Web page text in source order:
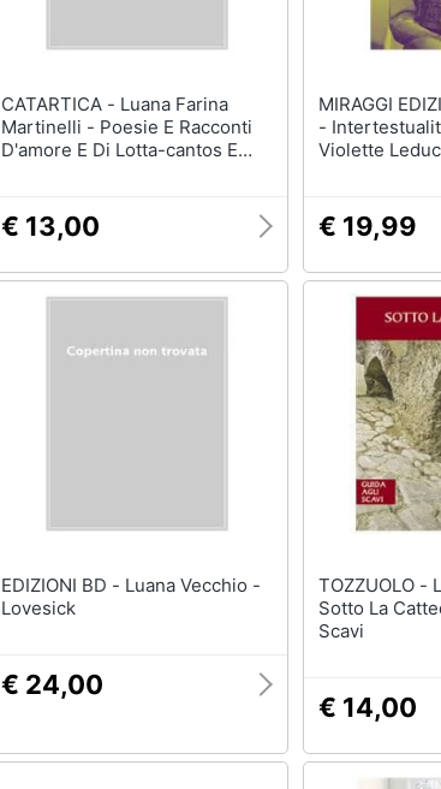
CATARTICA - Luana Farina
Martinelli - Poesie E Racconti
D'amore E Di Lotta-cantos E
€ 13,00
MIRAGGI EDIZIONI -
-
Violette
€ 19,99
EDIZIONI BD - Luana Vecchio -
Lovesick
€ 24,00
TOZZUOLO - Luana Cenciaioli -
Sotto La
Scavi
€ 14,00